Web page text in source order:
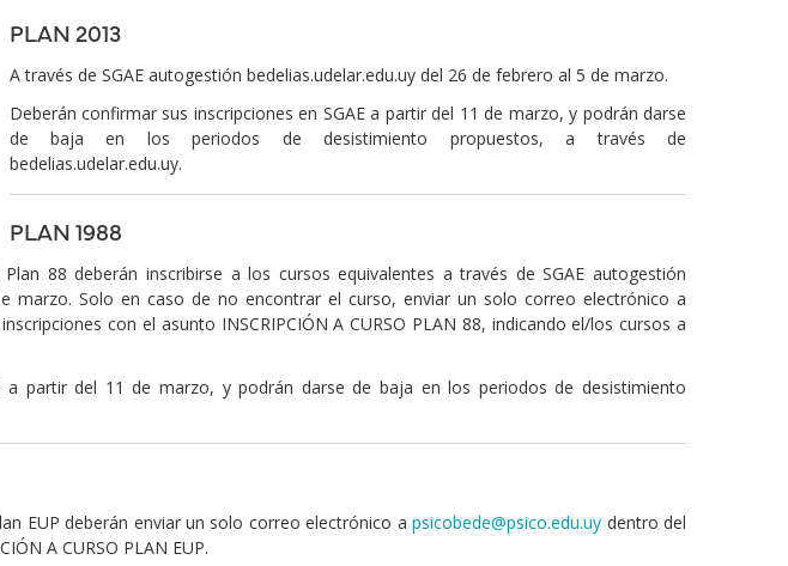
PLAN 2013
A través de SGAE autogestión bedelias.udelar.edu.uy del 26 de febrero al 5 de marzo.
Deberán confirmar sus inscripciones en SGAE a partir del 11 de marzo, y podrán darse
de baja en los periodos de desistimiento propuestos, a través de
bedelias.udelar.edu.uy.
PLAN 1988
88 deberán inscribirse a los cursos equivalentes a través de SGAE autogestión
marzo. Solo en caso de no encontrar el curso, enviar un solo correo electrónico a
con el asunto INSCRIPCIÓN A CURSO PLAN 88, indicando el/los cursos a
a partir del 11 de marzo, y podrán darse de baja en los periodos de desistimiento
EUP deberán enviar un solo correo electrónico apsicobede@psico.edu.uy dentro del
A CURSO PLAN EUP.